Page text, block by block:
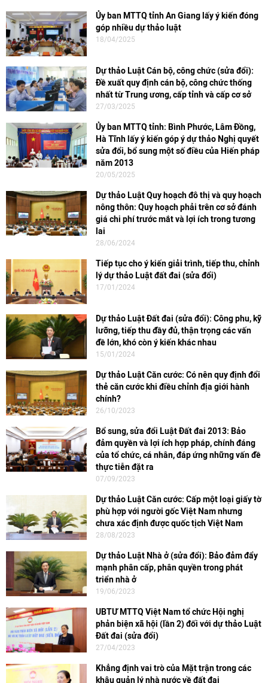
Ủy ban MTTQ tỉnh An Giang lấy ý kiến đóng
góp nhiều dự thảo luật
18/04/2025
Dự thảo Luật Cán bộ, công chức (sửa đổi):
Đề xuất quy định cán bộ, công chức thống
nhất từ Trung ương, cấp tỉnh và cấp cơ sở
27/03/2025
Ủy ban MTTQ tỉnh: Bình Phước, Lâm Đồng,
Hà Tĩnh lấy ý kiến góp ý dự thảo Nghị quyết
sửa đổi, bổ sung một số điều của Hiến pháp
năm 2013
20/05/2025
Dự thảo Luật Quy hoạch đô thị và quy hoạch
nông thôn: Quy hoạch phải trên cơ sở đánh
giá chi phí trước mắt và lợi ích trong tương
lai
28/06/2024
Tiếp tục cho ý kiến giải trình, tiếp thu, chỉnh
lý dự thảo Luật đất đai (sửa đổi)
17/01/2024
Dự thảo Luật Đất đai (sửa đổi): Công phu, kỹ
lưỡng, tiếp thu đầy đủ, thận trọng các vấn
đề lớn, khó còn ý kiến khác nhau
15/01/2024
Dự thảo Luật Căn cước: Có nên quy định đổi
thẻ căn cước khi điều chỉnh địa giới hành
chính?
26/10/2023
Bổ sung, sửa đổi Luật Đất đai 2013: Bảo
đảm quyền và lợi ích hợp pháp, chính đáng
của tổ chức, cá nhân, đáp ứng những vấn đề
thực tiễn đặt ra
07/09/2023
Dự thảo Luật Căn cước: Cấp một loại giấy tờ
phù hợp với người gốc Việt Nam nhưng
chưa xác định được quốc tịch Việt Nam
28/08/2023
Dự thảo Luật Nhà ở (sửa đổi): Bảo đảm đẩy
mạnh phân cấp, phân quyền trong phát
triển nhà ở
19/06/2023
UBTƯ MTTQ Việt Nam tổ chức Hội nghị
phản biện xã hội (lần 2) đối với dự thảo Luật
Đất đai (sửa đổi)
27/04/2023
Khẳng định vai trò của Mặt trận trong các
khâu quản lý nhà nước về đất đai